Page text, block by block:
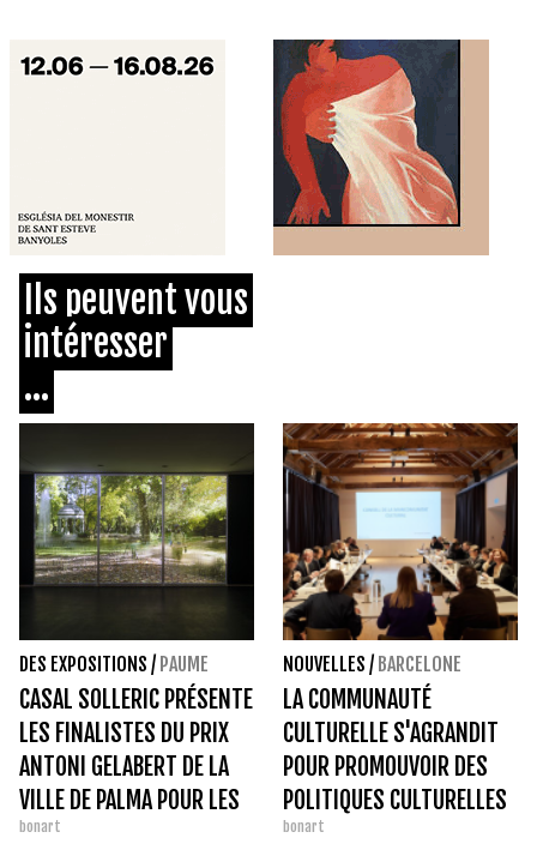
Ils peuvent vous
intéresser
...
DES EXPOSITIONS / PAUME
CASAL SOLLERIC PRÉSENTE
LES FINALISTES DU PRIX
ANTONI GELABERT DE LA
VILLE DE PALMA POUR LES
ARTS VISUELS 2022
bonart
NOUVELLES / BARCELONE
LA COMMUNAUTÉ
CULTURELLE S'AGRANDIT
POUR PROMOUVOIR DES
POLITIQUES CULTURELLES
PROCHES DES CITOYENS
bonart